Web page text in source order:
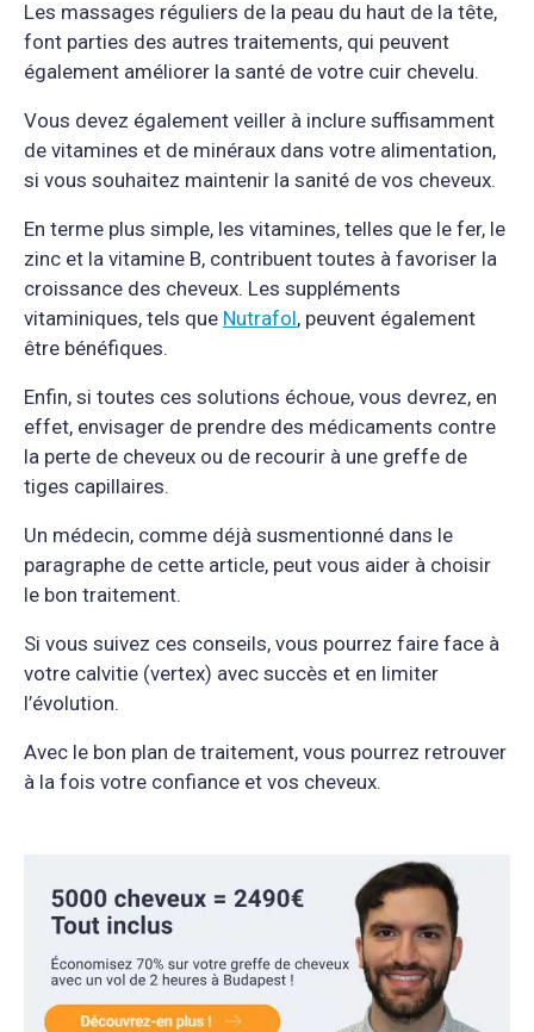
Les massages réguliers de la peau du haut de la tête,
font parties des autres traitements, qui peuvent
également améliorer la santé de votre cuir chevelu.
Vous devez également veiller à inclure suffisamment
de vitamines et de minéraux dans votre alimentation,
si vous souhaitez maintenir la sanité de vos cheveux.
En terme plus simple, les vitamines, telles que le fer, le
zinc et la vitamine B, contribuent toutes à favoriser la
croissance des cheveux. Les suppléments
vitaminiques, tels que Nutrafol, peuvent également
être bénéfiques.
Enfin, si toutes ces solutions échoue, vous devrez, en
effet, envisager de prendre des médicaments contre
la perte de cheveux ou de recourir à une greffe de
tiges capillaires.
Un médecin, comme déjà susmentionné dans le
paragraphe de cette article, peut vous aider à choisir
le bon traitement.
Si vous suivez ces conseils, vous pourrez faire face à
votre calvitie (vertex) avec succès et en limiter
l’évolution.
Avec le bon plan de traitement, vous pourrez retrouver
à la fois votre confiance et vos cheveux.